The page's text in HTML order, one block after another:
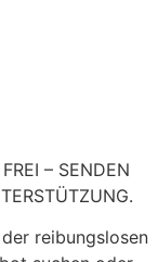
– SENDEN
reibungslosen